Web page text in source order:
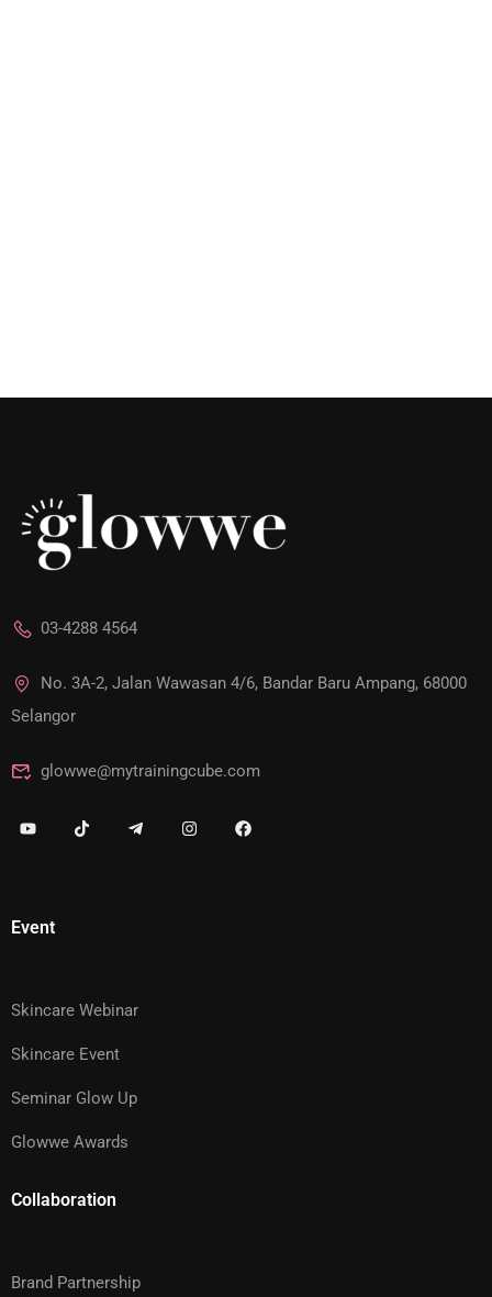
03-4288 4564
No. 3A-2, Jalan Wawasan 4/6, Bandar Baru Ampang, 68000
Selangor
glowwe@mytrainingcube.com
Event
Skincare Webinar
Skincare Event
Seminar Glow Up
Glowwe Awards
Collaboration
Brand Partnership